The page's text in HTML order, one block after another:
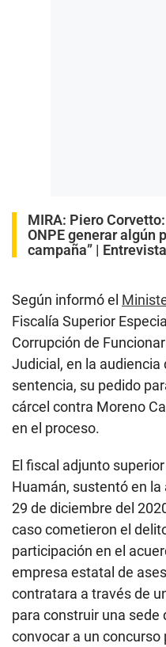
MIRA: Piero
ONPE generar algún
campaña” | Entrevista
Según informó el
Fiscalía Superior
Corrupción de
Judicial, en la audiencia
sentencia, su pedido
cárcel contra Moreno
en el proceso.
El fiscal adjunto
Huamán, sustentó en
29 de diciembre del
caso cometieron el
participación en el
empresa estatal de
contratara a través de
para construir una sede
convocar a un concurso